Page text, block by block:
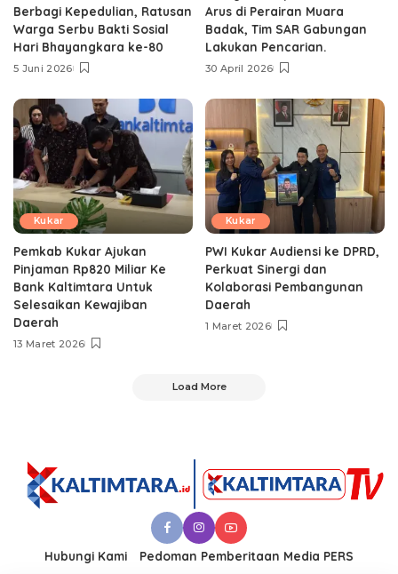
Berbagi Kepedulian, Ratusan
Warga Serbu Bakti Sosial
Hari Bhayangkara ke-80
5 Juni 2026
Arus di Perairan Muara
Badak, Tim SAR Gabungan
Lakukan Pencarian.
30 April 2026
Kukar
Pemkab Kukar Ajukan
Pinjaman Rp820 Miliar Ke
Bank Kaltimtara Untuk
Selesaikan Kewajiban
Daerah
13 Maret 2026
Kukar
PWI Kukar Audiensi ke DPRD,
Perkuat Sinergi dan
Kolaborasi Pembangunan
Daerah
1 Maret 2026
Load More
Hubungi Kami
Pedoman Pemberitaan Media PERS